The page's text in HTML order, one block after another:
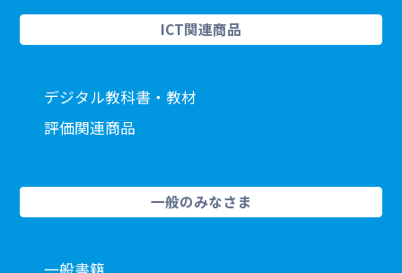
ICT関連商品
デジタル教科書・教材
評価関連商品
一般のみなさま